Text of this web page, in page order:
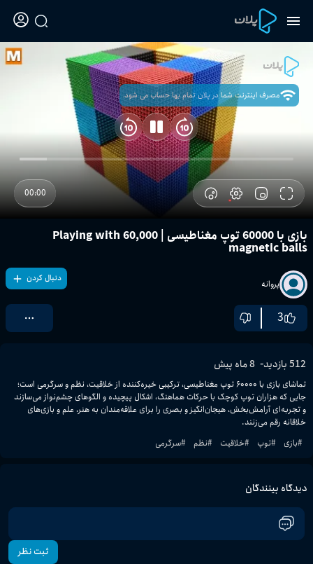
مصرف اینترنت شما در پلان تمام بها حساب می شود.
00:00
SD
بازی با 60000 توپ مغناطیسی | Playing with 60,000
magnetic balls
پروانه دنبال کردن
3
512بازدید- 8 ماه پیش
تماشای بازی با ۶۰۰۰۰ توپ مغناطیسی، ترکیبی خیره‌کننده از خلاقیت، نظم و سرگرمی است؛
جایی که هزاران توپ کوچک با حرکات هماهنگ، اشکال پیچیده و الگوهای چشم‌نواز می‌سازند
و تجربه‌ای آرامش‌بخش، هیجان‌انگیز و بصری را برای علاقه‌مندان به هنر، علم و بازی‌های
خلاقانه رقم می‌زنند.
#بازی #توپ #خلاقیت #نظم #سرگرمی
دیدگاه بینندگان
ثبت نظر